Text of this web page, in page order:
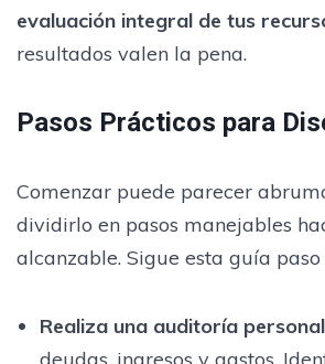
evaluación integral de tus
resultados valen la pena.
Pasos Prácticos para
Comenzar puede parecer
dividirlo en pasos manejables
alcanzable. Sigue esta guía paso
Realiza una auditoría
deudas, ingresos y gastos.